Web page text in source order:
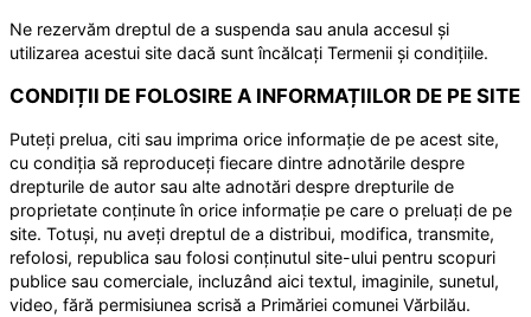
Ne rezervăm dreptul de a suspenda sau anula accesul și
utilizarea acestui site dacă sunt încălcați Termenii și condițiile.
CONDIȚII DE FOLOSIRE A INFORMAȚIILOR DE PE SITE
Puteți prelua, citi sau imprima orice informație de pe acest site,
cu condiția să reproduceți fiecare dintre adnotările despre
drepturile de autor sau alte adnotări despre drepturile de
proprietate conținute în orice informație pe care o preluați de pe
site. Totuși, nu aveți dreptul de a distribui, modifica, transmite,
refolosi, republica sau folosi conținutul site-ului pentru scopuri
publice sau comerciale, incluzând aici textul, imaginile, sunetul,
video, fără permisiunea scrisă a Primăriei comunei Vărbilău.